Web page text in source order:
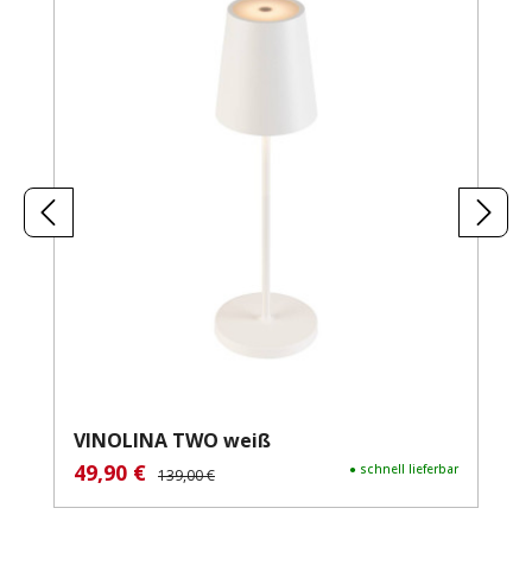
VINOLINA TWO weiß
Verkaufspreis:
49,90 € Regulärer Preis:
139,00 € ● schnell lieferbar